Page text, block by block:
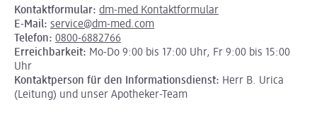
Kontaktformular: dm-med Kontaktformular
E-Mail: service@dm-med.com
Telefon: 0800-6882766
Erreichbarkeit: Mo-Do 9:00 bis 17:00 Uhr, Fr 9:00 bis 15:00
Uhr
Kontaktperson für den Informationsdienst: Herr B. Urica
(Leitung) und unser Apotheker-Team